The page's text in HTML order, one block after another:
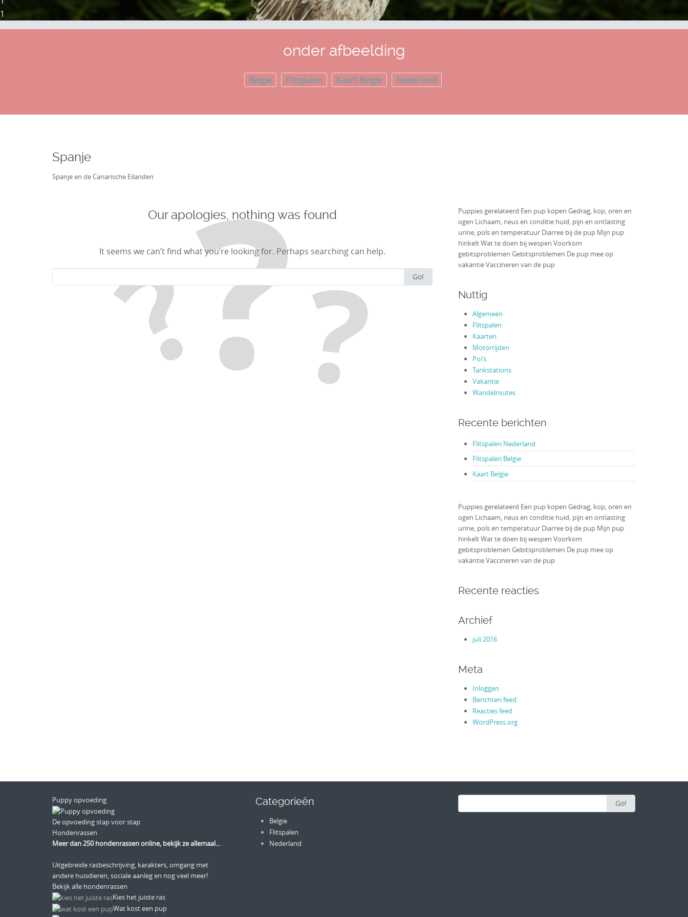
1
onder afbeelding
Belgie Flitspalen Kaart Belgie Nederland
Spanje
Spanje en de Canarische Eilanden
Our apologies, nothing was found
It seems we can’t find what you’re looking for. Perhaps searching can help.
Go!
Puppies gerelateerd Een pup kopen Gedrag, kop, oren en
ogen Lichaam, neus en conditie huid, pijn en ontlasting
urine, pols en temperatuur Diarree bij de pup Mijn pup
hinkelt Wat te doen bij wespen Voorkom
gebitsproblemen Gebitsproblemen De pup mee op
vakantie Vaccineren van de pup
Nuttig
Algemeen
Flitspalen
Kaarten
Motorrijden
Poi’s
Tankstations
Vakantie
Wandelroutes
Recente berichten
Flitspalen Nederland
Flitspalen Belgie
Kaart Belgie
Puppies gerelateerd Een pup kopen Gedrag, kop, oren en
ogen Lichaam, neus en conditie huid, pijn en ontlasting
urine, pols en temperatuur Diarree bij de pup Mijn pup
hinkelt Wat te doen bij wespen Voorkom
gebitsproblemen Gebitsproblemen De pup mee op
vakantie Vaccineren van de pup
Recente reacties
Archief
juli 2016
Meta
Inloggen
Berichten feed
Reacties feed
WordPress.org
Puppy opvoeding
De opvoeding stap voor stap
Hondenrassen
Meer dan 250 hondenrassen online, bekijk ze allemaal...
Uitgebreide rasbeschrijving, karakters, omgang met
andere huisdieren, sociale aanleg en nog veel meer!
Bekijk alle hondenrassen
Kies het juiste ras
Wat kost een pup
Categorieën
Belgie
Flitspalen
Nederland
Go!